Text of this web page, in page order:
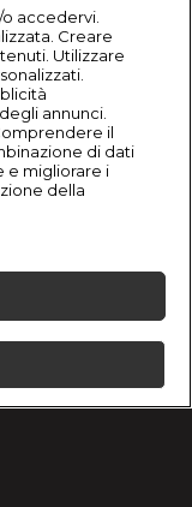
accedervi.
Creare
Utilizzare
annunci.
il
di dati
e migliorare i
della